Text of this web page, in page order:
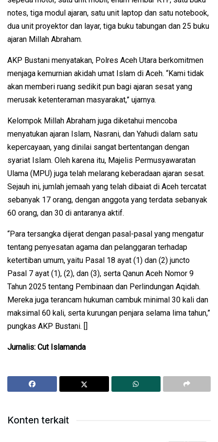
notes, tiga modul ajaran, satu unit laptop dan satu notebook,
dua unit proyektor dan layar, tiga buku tabungan dan 25 buku
ajaran Millah Abraham.
AKP Bustani menyatakan, Polres Aceh Utara berkomitmen
menjaga kemurnian akidah umat Islam di Aceh. “Kami tidak
akan memberi ruang sedikit pun bagi ajaran sesat yang
merusak ketenteraman masyarakat,” ujarnya.
Kelompok Millah Abraham juga diketahui mencoba
menyatukan ajaran Islam, Nasrani, dan Yahudi dalam satu
kepercayaan, yang dinilai sangat bertentangan dengan
syariat Islam. Oleh karena itu, Majelis Permusyawaratan
Ulama (MPU) juga telah melarang keberadaan ajaran sesat.
Sejauh ini, jumlah jemaah yang telah dibaiat di Aceh tercatat
sebanyak 17 orang, dengan anggota yang terdata sebanyak
60 orang, dan 30 di antaranya aktif.
“Para tersangka dijerat dengan pasal-pasal yang mengatur
tentang penyesatan agama dan pelanggaran terhadap
ketertiban umum, yaitu Pasal 18 ayat (1) dan (2) juncto
Pasal 7 ayat (1), (2), dan (3), serta Qanun Aceh Nomor 9
Tahun 2025 tentang Pembinaan dan Perlindungan Aqidah.
Mereka juga terancam hukuman cambuk minimal 30 kali dan
maksimal 60 kali, serta kurungan penjara selama lima tahun,”
pungkas AKP Bustani. []
Jurnalis: Cut Islamanda
Konten terkait